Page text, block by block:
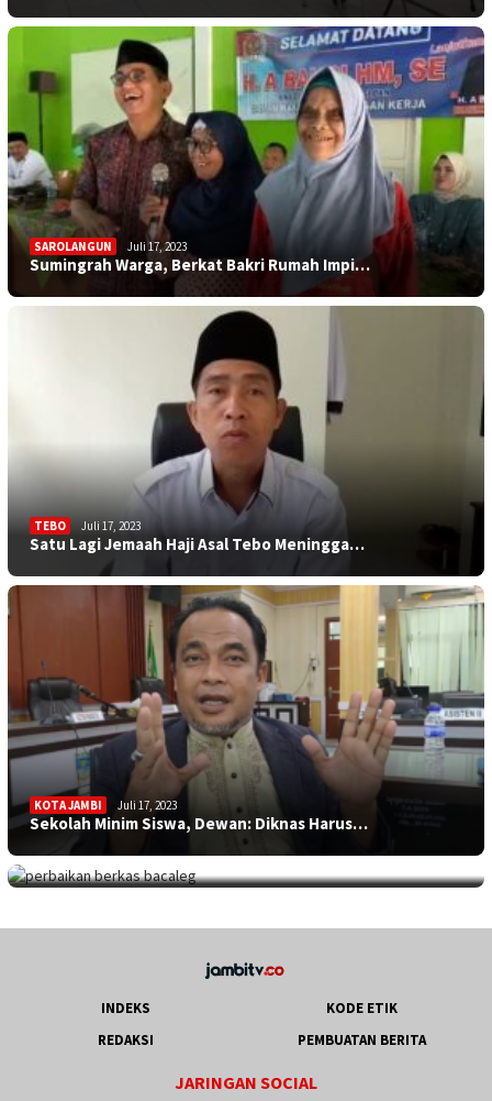
SAROLANGUN Juli 17, 2023
Sumingrah Warga, Berkat Bakri Rumah Impi…
TEBO Juli 17, 2023
Satu Lagi Jemaah Haji Asal Tebo Meningga…
KOTA JAMBI Juli 17, 2023
Sekolah Minim Siswa, Dewan: Diknas Harus…
TEBO Juli 17, 2023
Perpanjangan Perbaikan Berkas Bacaleg, 9…
INDEKS
KODE ETIK
REDAKSI
PEMBUATAN BERITA
JARINGAN SOCIAL